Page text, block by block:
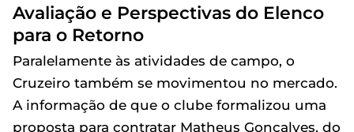
Avaliação e Perspectivas do Elenco
para o Retorno
Paralelamente às atividades de campo, o
Cruzeiro também se movimentou no mercado.
A informação de que o clube formalizou uma
proposta para contratar Matheus Gonçalves, do